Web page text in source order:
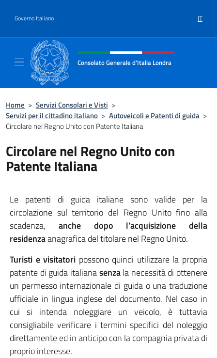
Governo Italiano IT
Intestazione sito, social e menù
Consolato Generale d’Italia Londra
Home > Servizi Consolari e Visti >
Servizi per il cittadino italiano > Autoveicoli e Patenti di guida >
Circolare nel Regno Unito con Patente Italiana
Circolare nel Regno Unito con
Patente Italiana
Le patenti di guida italiane sono valide per la
circolazione sul territorio del Regno Unito fino alla
scadenza, anche dopo l’acquisizione della
residenzaanagrafica del titolare nel Regno Unito.
Turisti e visitatori possono quindi utilizzare la propria
patente di guida italianasenzala necessità di ottenere
un permesso internazionale di guida o una traduzione
ufficiale in lingua inglese del documento. Nel caso in
cui si intenda noleggiare un veicolo, è tuttavia
consigliabile verificare i termini specifici del noleggio
direttamente ed in anticipo con la compagnia privata di
proprio interesse.